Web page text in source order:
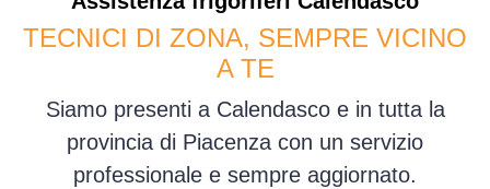
TECNICI DI ZONA, SEMPRE VICINO
A TE
Siamo presenti a Calendasco e in tutta la
provincia di Piacenza con un servizio
professionale e sempre aggiornato.